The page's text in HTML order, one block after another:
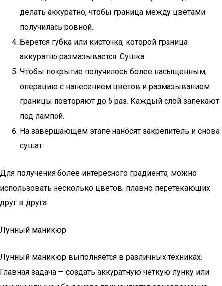
делать аккуратно, чтобы граница между цветами
получилась ровной.
Берется губка или кисточка, которой граница
аккуратно размазывается. Сушка.
Чтобы покрытие получилось более насыщенным,
операцию с нанесением цветов и размазыванием
границы повторяют до 5 раз. Каждый слой запекают
под лампой.
На завершающем этапе наносят закрепитель и снова
сушат.
Для получения более интересного градиента, можно
использовать несколько цветов, плавно перетекающих
друг в друга.
Лунный маникюр
Лунный маникюр выполняется в различных техниках.
Главная задача — создать аккуратную четкую лунку или